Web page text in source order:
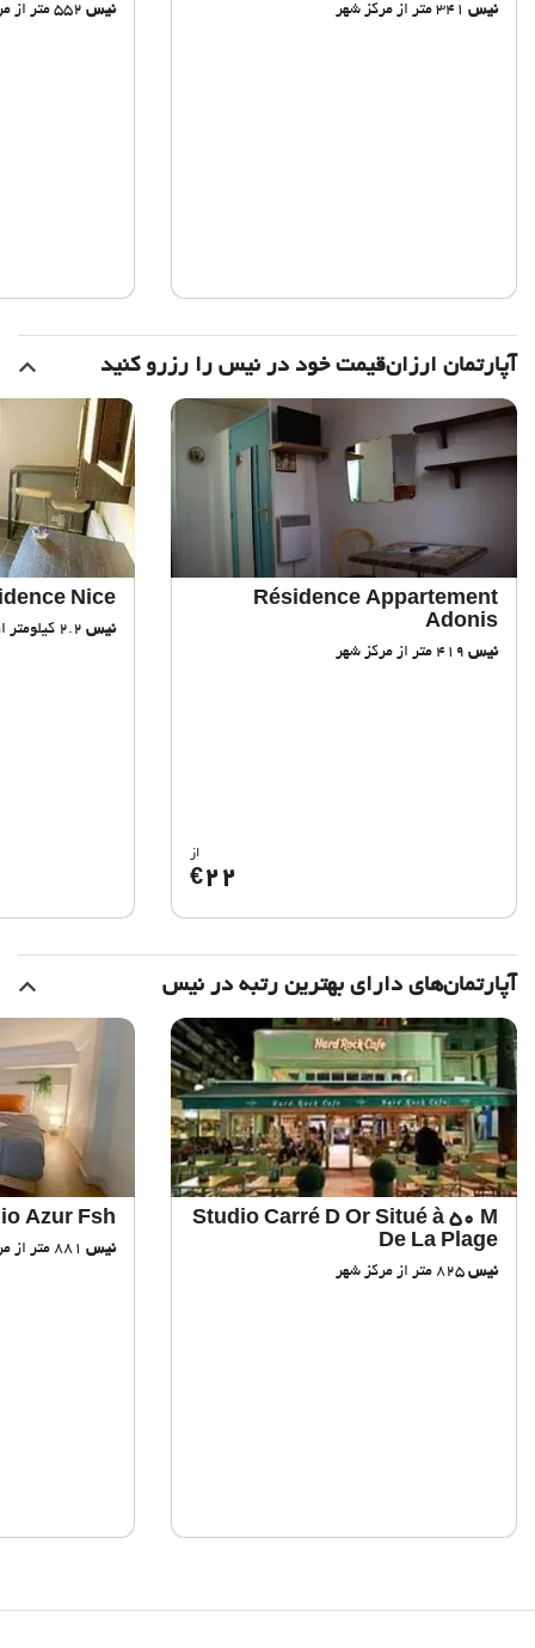
نیس نیس
آپارتمان ارزان‌قیمت خود در نیس را رزرو کنید
Résidence Appartement
Adonis
نیس
از
€22
Nice
نیس
آپارتمان‌های دارای بهترین رتبه در نیس
Studio Carré D Or Situé à 50 M
De La Plage
نیس
Azur Fsh
نیس